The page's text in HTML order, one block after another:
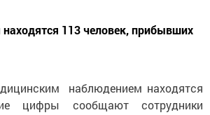
113 человек, прибывших
наблюдением находятся
цифры сообщают сотрудники